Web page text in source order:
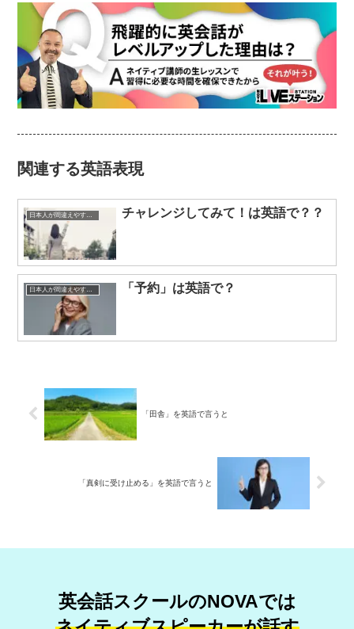
関連する英語表現
日本人が間違えやすい英語表現 チャレンジしてみて！は英語で？？
日本人が間違えやすい英語表現 「予約」は英語で？
「田舎」を英語で言うと
「真剣に受け止める」を英語で言うと
英会話スクールのNOVAでは